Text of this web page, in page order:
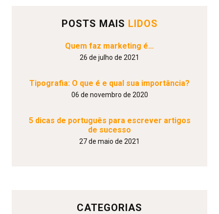
POSTS MAIS LIDOS
Quem faz marketing é…
26 de julho de 2021
Tipografia: O que é e qual sua importância?
06 de novembro de 2020
5 dicas de português para escrever artigos
de sucesso
27 de maio de 2021
CATEGORIAS